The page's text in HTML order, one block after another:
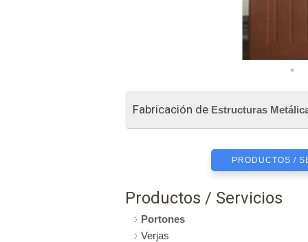
Fabricación de Estructuras
PRODUCTOS /
Productos / Servicios
Portones
Verjas